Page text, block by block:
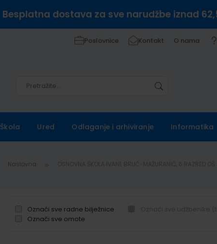
Besplatna dostava za sve narudžbe iznad
Poslovnice Kontakt O nama
Škola Ured Odlaganje i arhiviranje Informatika
Naslovna
Označi sve radne bilježnice
Označi sve omote